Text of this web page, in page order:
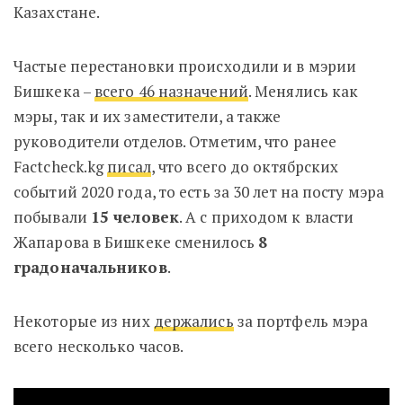
Казахстане.
Частые перестановки происходили и в мэрии
Бишкека – всего 46 назначений. Менялись как
мэры, так и их заместители, а также
руководители отделов. Отметим, что ранее
Factcheck.kgписал, что всего до октябрских
событий 2020 года, то есть за 30 лет на посту мэра
побывали 15 человек. А с приходом к власти
Жапарова в Бишкеке сменилось 8
градоначальников.
Некоторые из них держались за портфель мэра
всего несколько часов.